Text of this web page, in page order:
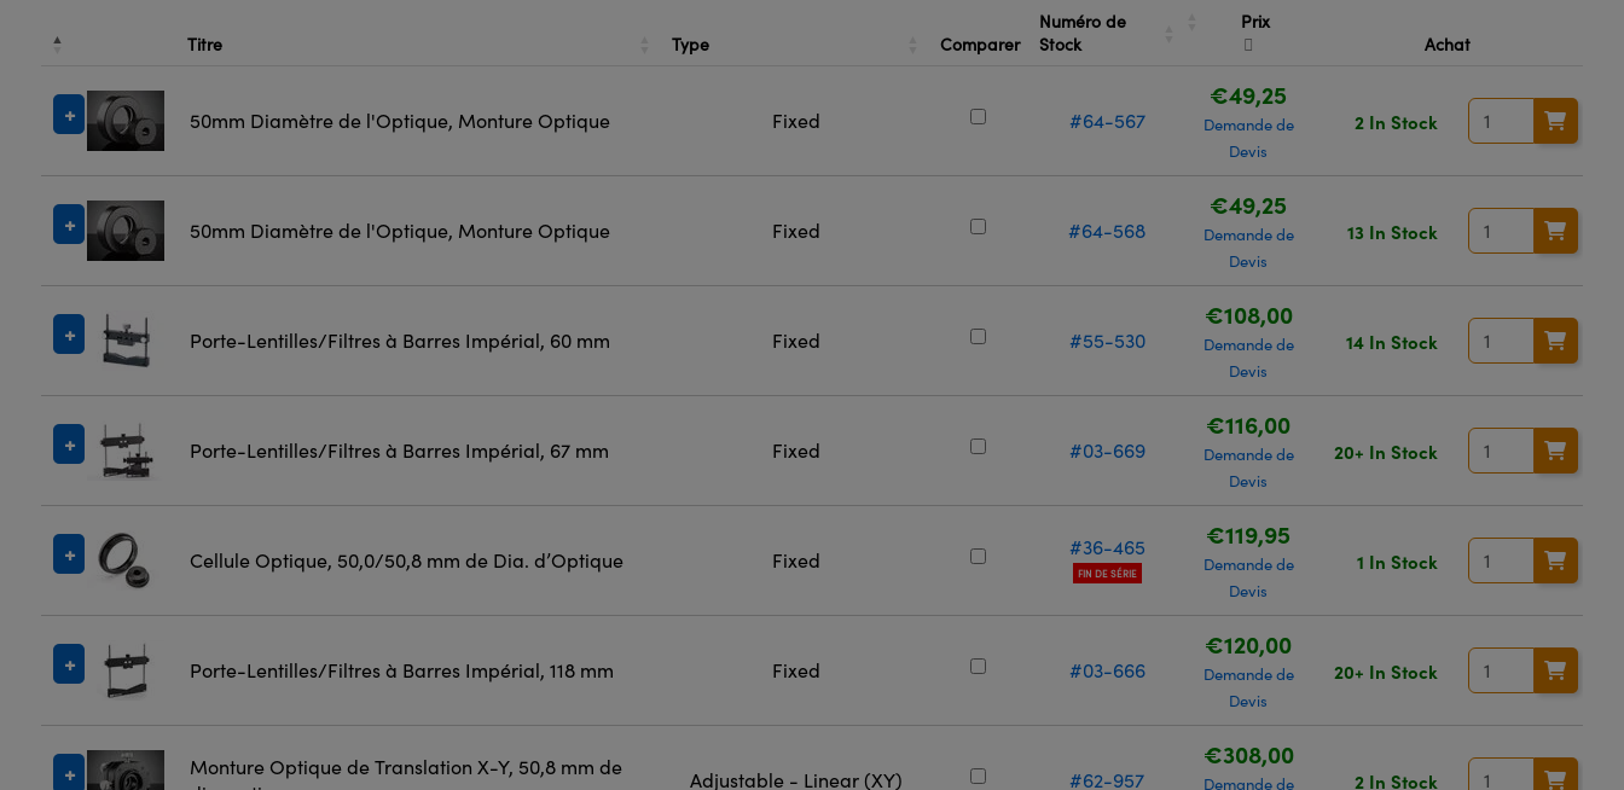
Titre Type Comparer
Numéro de
Stock
Prix
Achat
50mm Diamètre de l'Optique, Monture Optique Fixed #64-567
€49,25
Demande de
Devis
2 In Stock
50mm Diamètre de l'Optique, Monture Optique Fixed #64-568
€49,25
Demande de
Devis
13 In Stock
Porte-Lentilles/Filtres à Barres Impérial, 60 mm Fixed #55-530
€108,00
Demande de
Devis
14 In Stock
Porte-Lentilles/Filtres à Barres Impérial, 67 mm Fixed #03-669
€116,00
Demande de
Devis
20+ In Stock
Cellule Optique, 50,0/50,8 mm de Dia. d’Optique Fixed
#36-465
FIN DE SÉRIE
€119,95
Demande de
Devis
1 In Stock
Porte-Lentilles/Filtres à Barres Impérial, 118 mm Fixed #03-666
€120,00
Demande de
Devis
20+ In Stock
Monture Optique de Translation X-Y, 50,8 mm de
Adjustable - Linear (XY) #62-957
€308,00
Demande de 2 In Stock